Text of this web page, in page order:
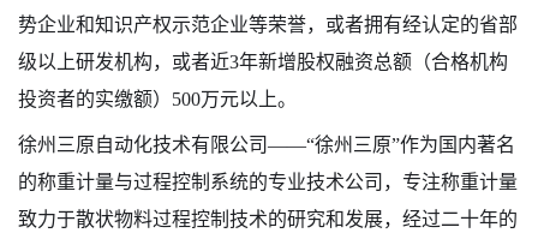
势企业和知识产权示范企业等荣誉，或者拥有经认定的省部
级以上研发机构，或者近3年新增股权融资总额（合格机构
投资者的实缴额）500万元以上。
徐州三原自动化技术有限公司——“徐州三原”作为国内著名
的称重计量与过程控制系统的专业技术公司，专注称重计量
致力于散状物料过程控制技术的研究和发展，经过二十年的